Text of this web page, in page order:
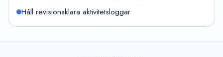
Håll revisionsklara aktivitetsloggar